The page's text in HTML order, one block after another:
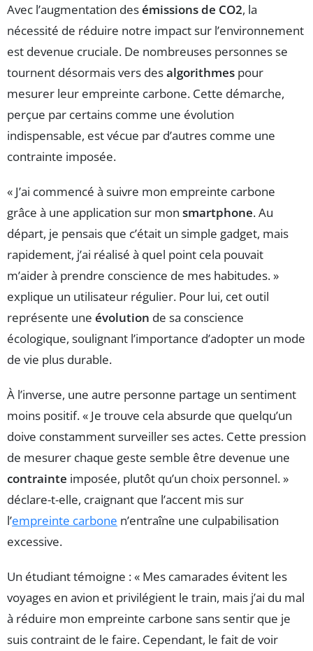
Avec l’augmentation desémissions de CO2, la
nécessité de réduire notre impact sur l’environnement
est devenue cruciale. De nombreuses personnes se
tournent désormais vers desalgorithmes pour
mesurer leur empreinte carbone. Cette démarche,
perçue par certains comme une évolution
indispensable, est vécue par d’autres comme une
contrainte imposée.
« J’ai commencé à suivre mon empreinte carbone
grâce à une application sur mon smartphone. Au
départ, je pensais que c’était un simple gadget, mais
rapidement, j’ai réalisé à quel point cela pouvait
m’aider à prendre conscience de mes habitudes. »
explique un utilisateur régulier. Pour lui, cet outil
représente une évolution de sa conscience
écologique, soulignant l’importance d’adopter un mode
de vie plus durable.
À l’inverse, une autre personne partage un sentiment
moins positif. « Je trouve cela absurde que quelqu’un
doive constamment surveiller ses actes. Cette pression
de mesurer chaque geste semble être devenue une
contrainte imposée, plutôt qu’un choix personnel. »
déclare-t-elle, craignant que l’accent mis sur
l’empreinte carbone n’entraîne une culpabilisation
excessive.
Un étudiant témoigne : « Mes camarades évitent les
voyages en avion et privilégient le train, mais j’ai du mal
à réduire mon empreinte carbone sans sentir que je
suis contraint de le faire. Cependant, le fait de voir